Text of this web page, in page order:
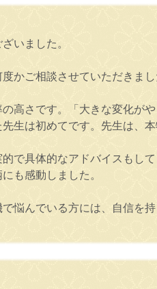
いました。
かご相談させていただきま
高さです。「大きな変化が
生は初めてです。先生は、本
で具体的なアドバイスもし
も感動しました。
悩んでいる方には、自信を